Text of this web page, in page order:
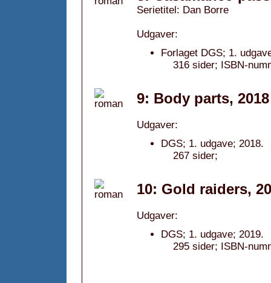
Serietitel: Dan Borre
Udgaver:
Forlaget DGS; 1.
316 sider; ISBN-
9: Body parts, 2018
Udgaver:
DGS; 1. udgave; 2018.
267 sider;
10: Gold raiders,
Udgaver:
DGS; 1. udgave; 2019.
295 sider; ISBN-